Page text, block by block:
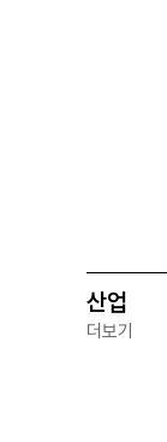
산업
더보기